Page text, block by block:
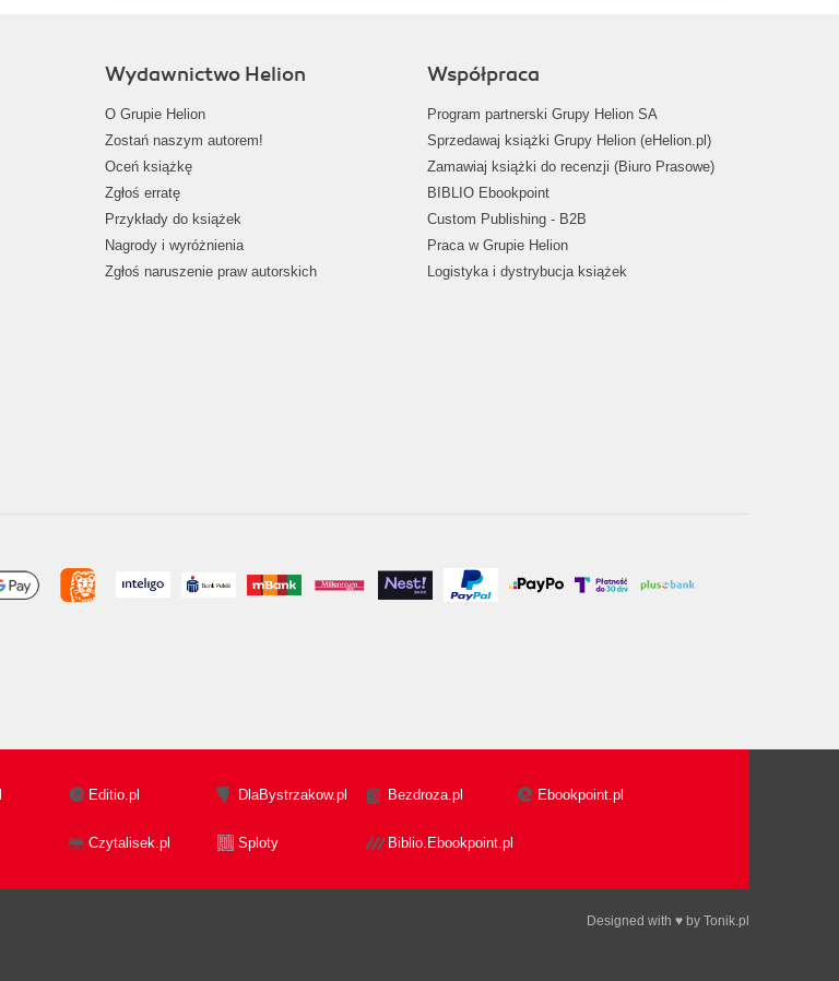
Wydawnictwo Helion
O Grupie Helion
Zostań naszym autorem!
Oceń książkę
Zgłoś erratę
Przykłady do książek
Nagrody i wyróżnienia
Zgłoś naruszenie praw autorskich
Współpraca
Program partnerski Grupy Helion SA
Sprzedawaj książki Grupy Helion (eHelion.pl)
Zamawiaj książki do recenzji (Biuro Prasowe)
BIBLIO Ebookpoint
Custom Publishing - B2B
Praca w Grupie Helion
Logistyka i dystrybucja książek
Editio.pl DlaBystrzakow.pl Bezdroza.pl Ebookpoint.pl
Czytalisek.pl Sploty Biblio.Ebookpoint.pl
Designed with ♥ by Tonik.pl